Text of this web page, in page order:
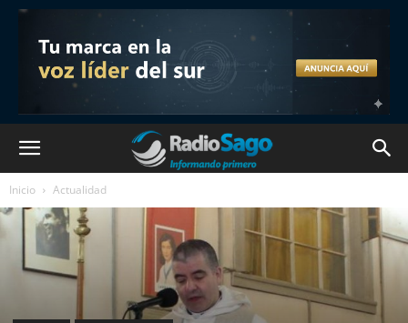
Inicio Actualidad